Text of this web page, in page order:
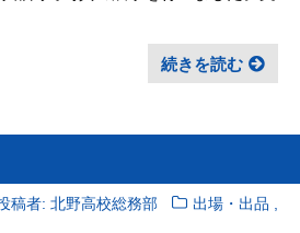
続きを読む
稿者: 北野高校総務部 出場・出品